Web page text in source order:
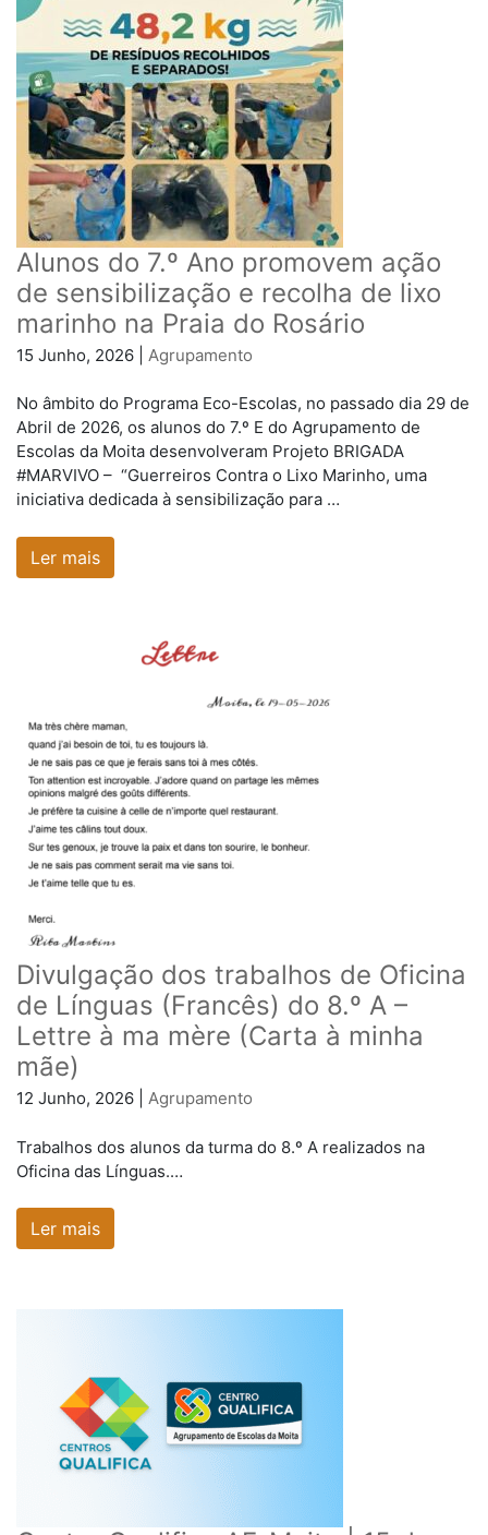
Alunos do 7.º Ano promovem ação
de sensibilização e recolha de lixo
marinho na Praia do Rosário
15 Junho, 2026 | Agrupamento
No âmbito do Programa Eco-Escolas, no passado dia 29 de
Abril de 2026, os alunos do 7.º E do Agrupamento de
Escolas da Moita desenvolveram Projeto BRIGADA
#MARVIVO – “Guerreiros Contra o Lixo Marinho, uma
iniciativa dedicada à sensibilização para …
Ler mais
Divulgação dos trabalhos de Oficina
de Línguas (Francês) do 8.º A –
Lettre à ma mère (Carta à minha
mãe)
12 Junho, 2026 | Agrupamento
Trabalhos dos alunos da turma do 8.º A realizados na
Oficina das Línguas.…
Ler mais